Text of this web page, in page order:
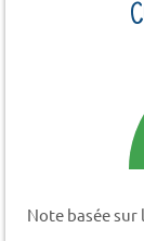
Note basée sur